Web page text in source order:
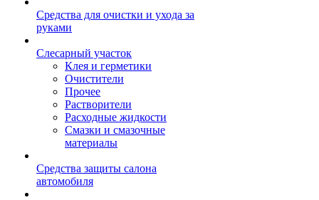
Средства для очистки и ухода за
руками
Слесарный участок
Клея и герметики
Очистители
Прочее
Растворители
Расходные жидкости
Смазки и смазочные
материалы
Средства защиты салона
автомобиля